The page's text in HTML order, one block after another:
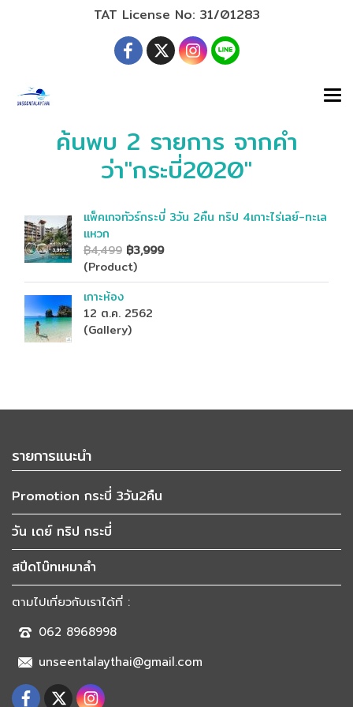
TAT License No: 31/01283
ค้นพบ 2 รายการ จากคำ
ว่า"กระบี่2020"
แพ็คเกจทัวร์กระบี่ 3วัน 2คืน ทริป 4เกาะไร่เลย์-ทะเล
แหวก
฿4,499 ฿3,999
(Product)
เกาะห้อง
12 ต.ค. 2562
(Gallery)
รายการแนะนำ
Promotion กระบี่ 3วัน2คืน
วัน เดย์ ทริป กระบี่
สปีดโบ๊ทเหมาลำ
ตามไปเที่ยวกับเราได้ที่ :
062 8968998
unseentalaythai@gmail.com